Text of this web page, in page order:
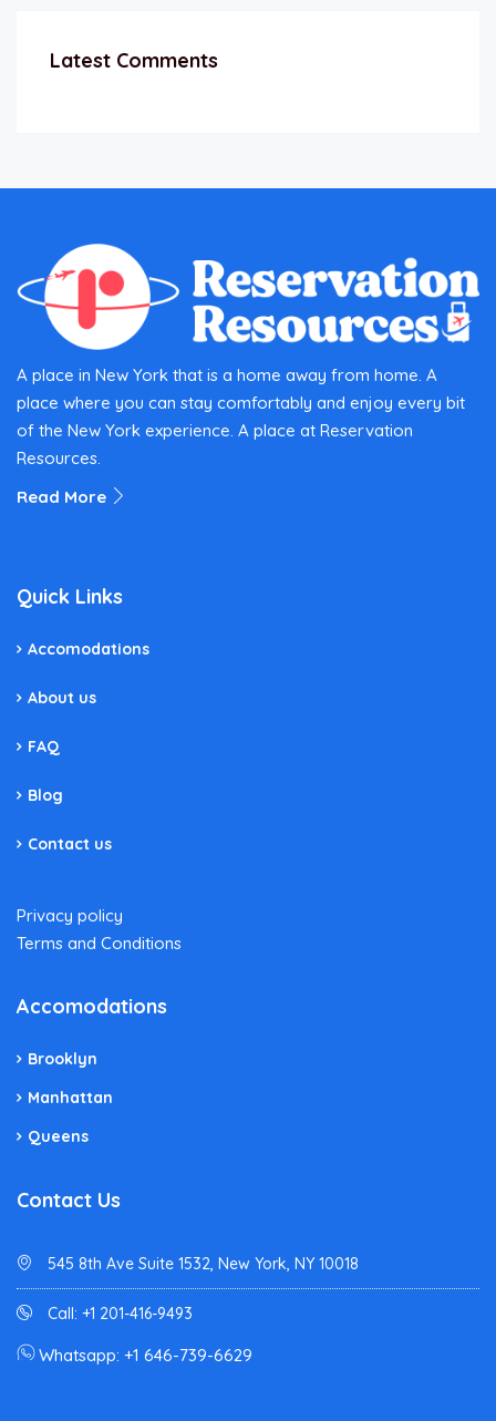
Latest Comments
A place in New York that is a home away from home. A
place where you can stay comfortably and enjoy every bit
of the New York experience. A place at Reservation
Resources.
Read More
Quick Links
Accomodations
About us
FAQ
Blog
Contact us
Privacy policy
Terms and Conditions
Accomodations
Brooklyn
Manhattan
Queens
Contact Us
545 8th Ave Suite 1532, New York, NY 10018
Call: +1 201-416-9493
Whatsapp: +1 646-739-6629